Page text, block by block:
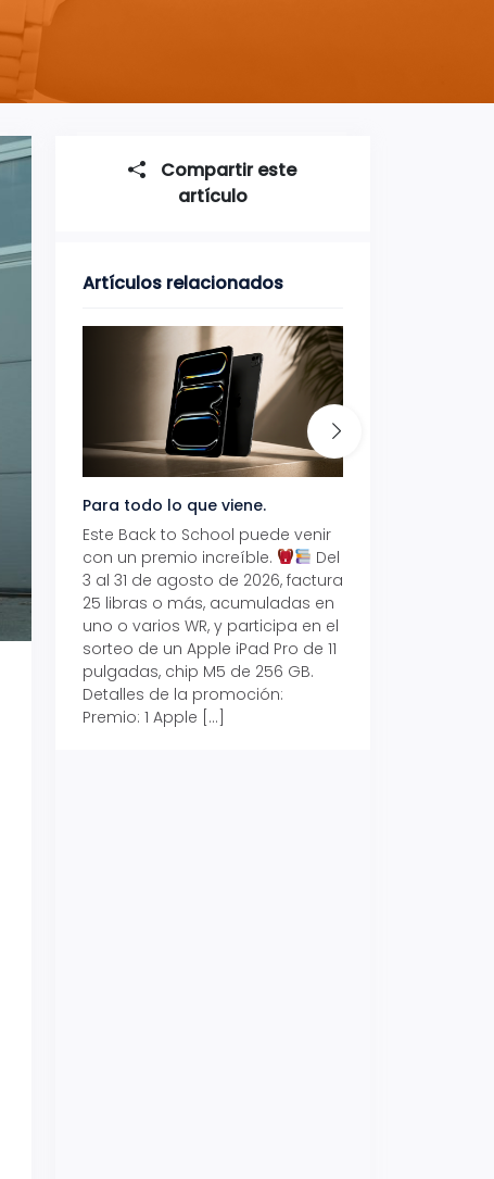
Compartir este
artículo
Artículos relacionados
Para todo lo que viene.
Este Back to School puede venir
con un premio increíble.
Del
3 al 31 de agosto de 2026, factura
25 libras o más, acumuladas en
uno o varios WR, y participa en el
sorteo de un Apple iPad Pro de 11
pulgadas, chip M5 de 256 GB.
Detalles de la promoción:
Premio: 1 Apple […]